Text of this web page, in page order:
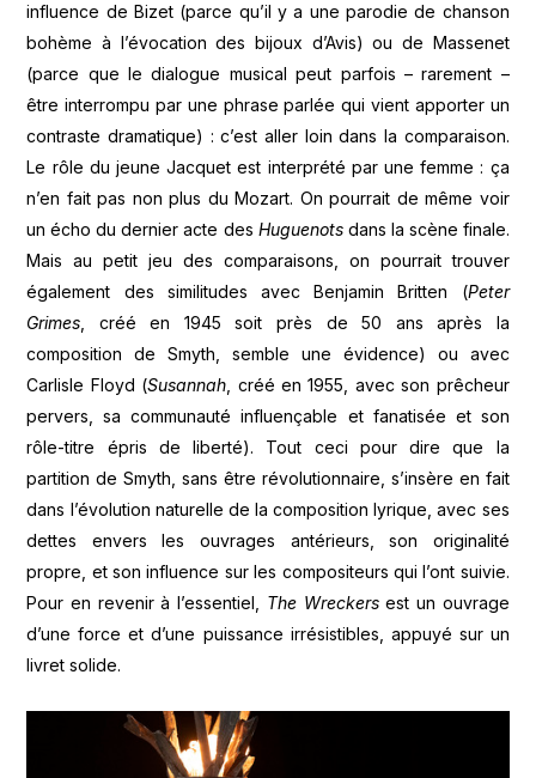
influence de Bizet (parce qu’il y a une parodie de chanson
bohème à l’évocation des bijoux d’Avis) ou de Massenet
(parce que le dialogue musical peut parfois – rarement –
être interrompu par une phrase parlée qui vient apporter un
contraste dramatique) : c’est aller loin dans la comparaison.
Le rôle du jeune Jacquet est interprété par une femme : ça
n’en fait pas non plus du Mozart. On pourrait de même voir
un écho du dernier acte des Huguenotsdans la scène finale.
Mais au petit jeu des comparaisons, on pourrait trouver
également des similitudes avec Benjamin Britten (Peter
Grimes, créé en 1945 soit près de 50 ans après la
composition de Smyth, semble une évidence) ou avec
Carlisle Floyd (Susannah, créé en 1955, avec son prêcheur
pervers, sa communauté influençable et fanatisée et son
rôle-titre épris de liberté). Tout ceci pour dire que la
partition de Smyth, sans être révolutionnaire, s’insère en fait
dans l’évolution naturelle de la composition lyrique, avec ses
dettes envers les ouvrages antérieurs, son originalité
propre, et son influence sur les compositeurs qui l’ont suivie.
Pour en revenir à l’essentiel, The Wreckersest un ouvrage
d’une force et d’une puissance irrésistibles, appuyé sur un
livret solide.